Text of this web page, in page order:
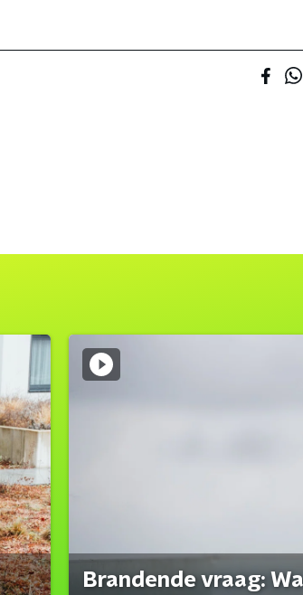
Brandende vraag: